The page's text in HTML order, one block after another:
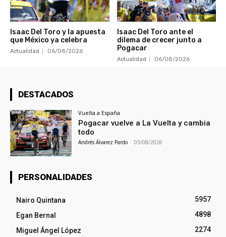
Isaac Del Toro y la apuesta
que México ya celebra
Actualidad 06/08/2026
Isaac Del Toro ante el
dilema de crecer junto a
Pogacar
Actualidad 06/08/2026
DESTACADOS
Vuelta a España
Pogacar vuelve a La Vuelta y cambia
todo
Andrés Álvarez Pardo - 03/08/2026
PERSONALIDADES
Nairo Quintana
5957
Egan Bernal
4898
Miguel Ángel López
2274